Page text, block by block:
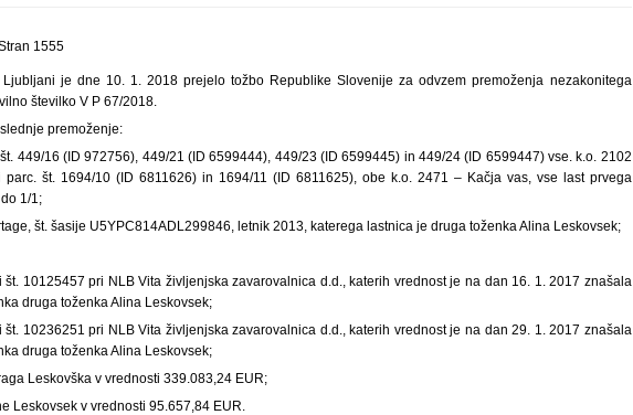
1555
je dne 10. 1. 2018 prejelo tožbo Republike Slovenije za odvzem premoženja nezakonitega
številko V P 67/2018.
premoženje:
449/16 (ID 972756), 449/21 (ID 6599444), 449/23 (ID 6599445) in 449/24 (ID 6599447) vse. k.o. 2102
št. 1694/10 (ID 6811626) in 1694/11 (ID 6811625), obe k.o. 2471 – Kačja vas, vse last prvega
1/1;
št. šasije U5YPC814ADL299846, letnik 2013, katerega lastnica je druga toženka Alina Leskovsek;
št. 10125457 pri NLB Vita življenjska zavarovalnica d.d., katerih vrednost je na dan 16. 1. 2017 znašala
druga toženka Alina Leskovsek;
št. 10236251 pri NLB Vita življenjska zavarovalnica d.d., katerih vrednost je na dan 29. 1. 2017 znašala
druga toženka Alina Leskovsek;
Leskovška v vrednosti 339.083,24 EUR;
Leskovsek v vrednosti 95.657,84 EUR.